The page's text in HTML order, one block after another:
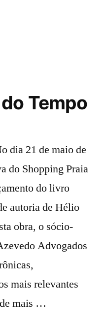
Tempo
dia 21 de maio de
do Shopping Praia
do livro
autoria de Hélio
obra, o sócio-
Advogados
mais relevantes
mais …